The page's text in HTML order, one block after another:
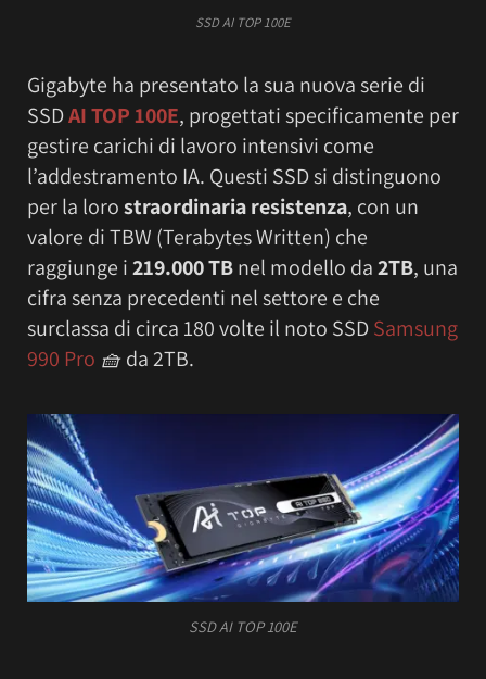
SSD AI TOP 100E
Gigabyte ha presentato la sua nuova serie di
SSDAI TOP 100E, progettati specificamente per
gestire carichi di lavoro intensivi come
l’addestramento IA. Questi SSD si distinguono
per la lorostraordinaria resistenza, con un
valore di TBW (Terabytes Written) che
raggiunge i219.000 TBnel modello da2TB, una
cifra senza precedenti nel settore e che
surclassa di circa 180 volte il noto SSDSamsung
990 Pro 🧺da 2TB.
SSD AI TOP 100E